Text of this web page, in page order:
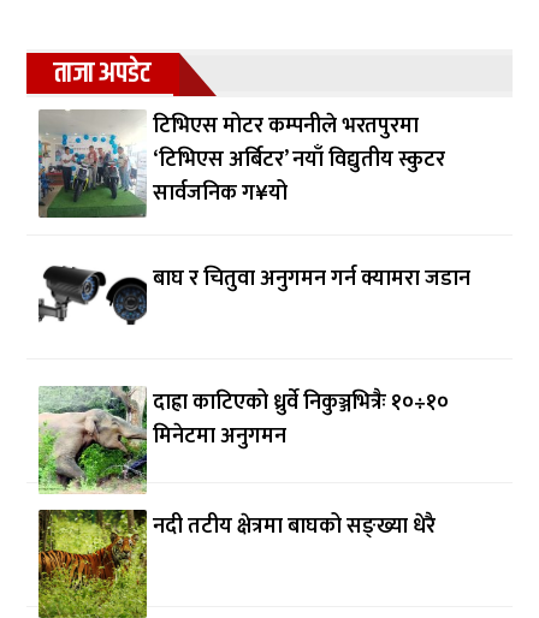
ताजा अपडेट
टिभिएस मोटर कम्पनीले भरतपुरमा
‘टिभिएस अर्बिटर’ नयाँ विद्युतीय स्कुटर
सार्वजनिक ग¥यो
बाघ र चितुवा अनुगमन गर्न क्यामरा जडान
दाह्रा काटिएको ध्रुर्वे निकुञ्जभित्रैः १०÷१०
मिनेटमा अनुगमन
नदी तटीय क्षेत्रमा बाघको सङ्ख्या धेरै